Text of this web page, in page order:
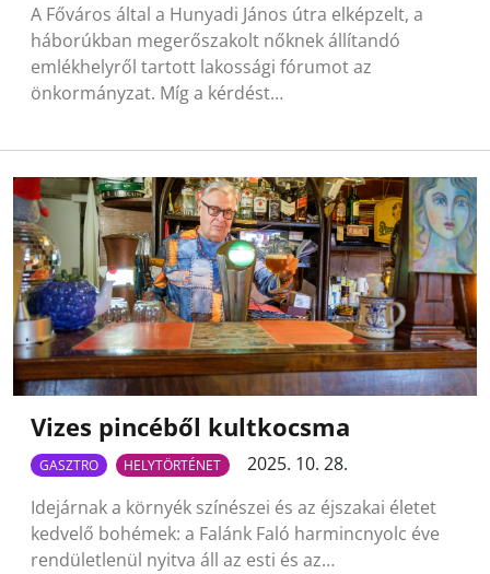
A Főváros által a Hunyadi János útra elképzelt, a
háborúkban megerőszakolt nőknek állítandó
emlékhelyről tartott lakossági fórumot az
önkormányzat. Míg a kérdést…
Vizes pincéből kultkocsma
GASZTRO HELYTÖRTÉNET
2025. 10. 28.
Idejárnak a környék színészei és az éjszakai életet
kedvelő bohémek: a Falánk Faló harmincnyolc éve
rendületlenül nyitva áll az esti és az…